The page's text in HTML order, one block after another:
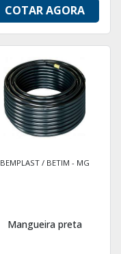
COTAR AGORA
BEMPLAST / BETIM - MG
Mangueira preta